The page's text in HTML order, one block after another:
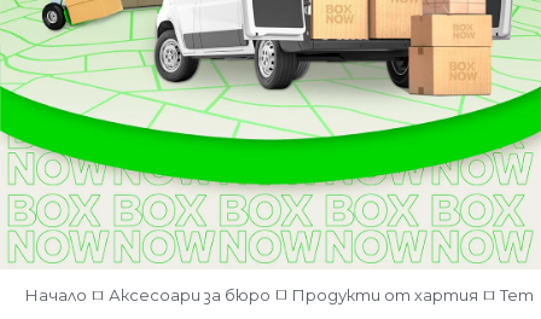
Начало Аксесоари за бюро Продукти от хартия